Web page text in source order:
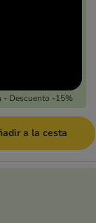
- Descuento -15%
a la cesta